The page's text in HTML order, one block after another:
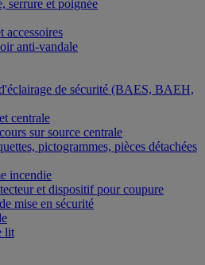
serrure et poignée
accessoires
anti-vandale
de sécurité (BAES, BAEH,
centrale
sur source centrale
pictogrammes, pièces détachées
incendie
et dispositif pour coupure
mise en sécurité
lit